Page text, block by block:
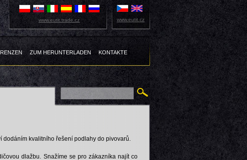
ZUM HERUNTERLADEN KONTAKTE
www.eutit.trade.cz www.eutit.cz
kvalitního řešení podlahy do pivovarů.
dlažbu. Snažíme se pro zákazníka najít co